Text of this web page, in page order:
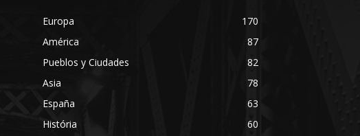
Europa
170
América
87
Pueblos y Ciudades
82
Asia
78
España
63
História
60